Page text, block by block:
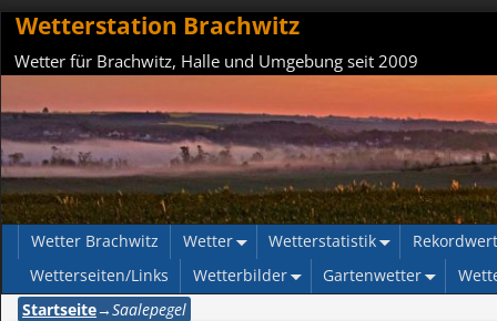
Wetterstation Brachwitz
Wetter für Brachwitz, Halle und Umgebung seit 2009
Wetter Brachwitz Wetter Wetterstatistik
Wetterseiten/Links
Wetterbilder Gartenwetter
Startseite→Saalepegel